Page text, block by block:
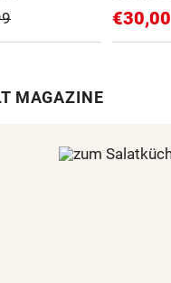
€30,00
MAGAZINE